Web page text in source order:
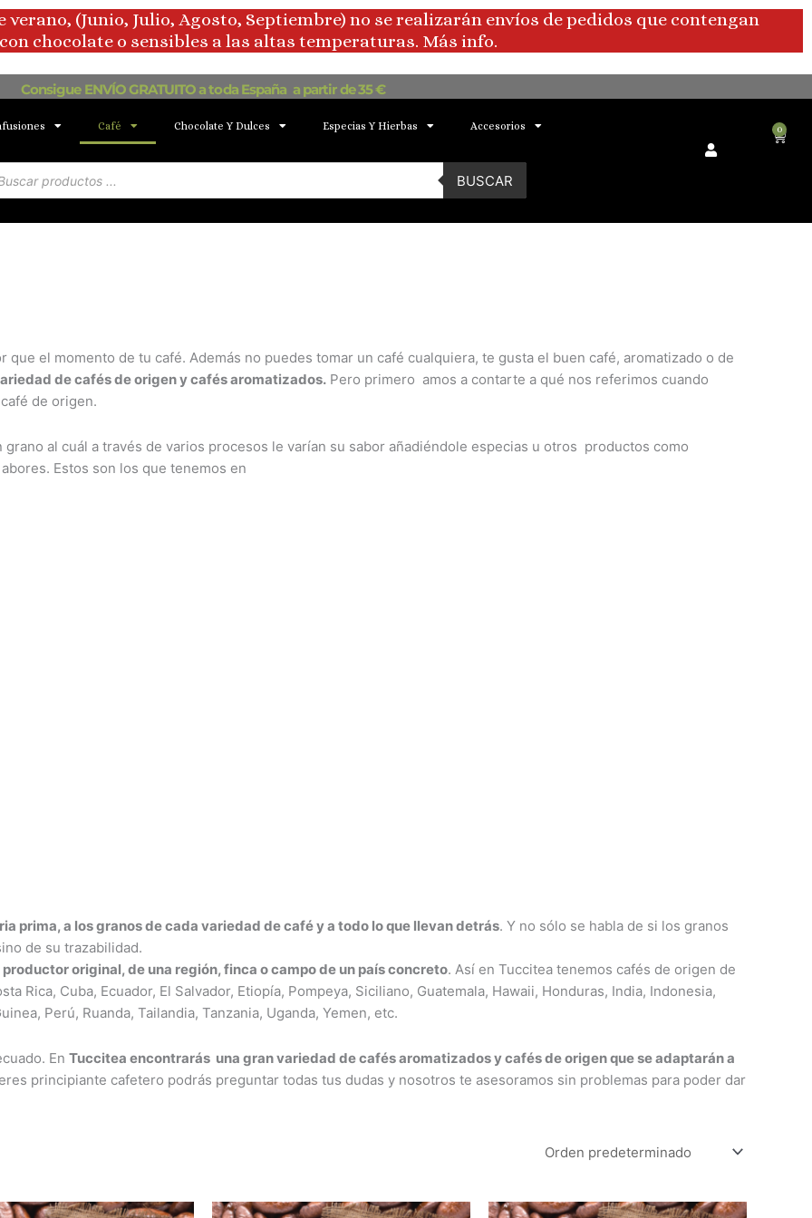
verano, (Junio, Julio, Agosto, Septiembre) no se realizarán envíos de pedidos que contengan
chocolate o sensibles a las altas temperaturas. Más info.
Consigue ENVÍO GRATUITO a toda España a partir de 35 €
Café Chocolate Y Dulces Especias Y Hierbas Accesorios
BUSCAR
0
que el momento de tu café. Además no puedes tomar un café cualquiera, te gusta el buen café, aromatizado o de
de cafés de origen y cafés aromatizados. Pero primero amos a contarte a qué nos referimos cuando
de origen.
grano al cuál a través de varios procesos le varían su sabor añadiéndole especias u otros productos como
Estos son los que tenemos en
prima, a los granos de cada variedad de café y a todo lo que llevan detrás. Y no sólo se habla de si los granos
de su trazabilidad.
original, de una región, finca o campo de un país concreto. Así en Tuccitea tenemos cafés de origen de
Rica, Cuba, Ecuador, El Salvador, Etiopía, Pompeya, Siciliano, Guatemala, Hawaii, Honduras, India, Indonesia,
Perú, Ruanda, Tailandia, Tanzania, Uganda, Yemen, etc.
En Tuccitea encontrarás una gran variedad de cafés aromatizados y cafés de origen que se adaptarán a
principiante cafetero podrás preguntar todas tus dudas y nosotros te asesoramos sin problemas para poder dar